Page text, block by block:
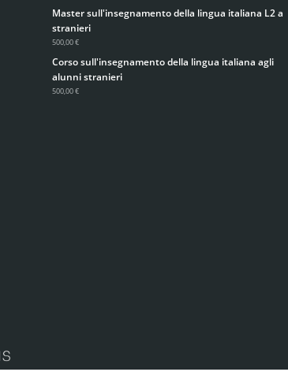
Master sull'insegnamento della lingua italiana L2 a
stranieri
500,00 €
Corso sull'insegnamento della lingua italiana agli
alunni stranieri
500,00 €